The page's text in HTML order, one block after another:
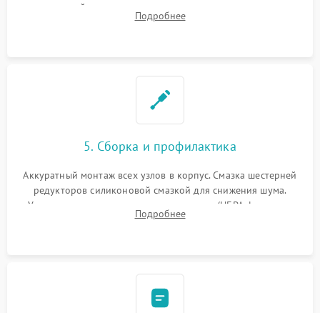
двигателей, изношенного аккумулятора, неисправного
лидара или помпы подачи воды. Восстановление шлейфов и
Подробнее
5. Сборка и профилактика
Аккуратный монтаж всех узлов в корпус. Смазка шестерней
редукторов силиконовой смазкой для снижения шума.
Установка новых расходных материалов (HEPA-фильтров,
микрофибры, щеток). Надежная фиксация разъемов и
Подробнее